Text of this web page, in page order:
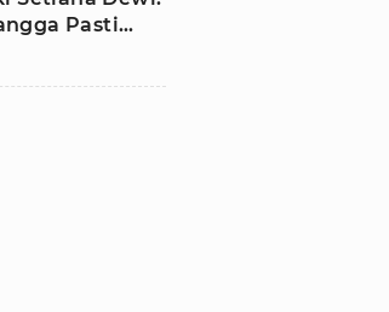
Pasti